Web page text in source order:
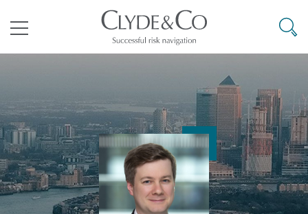
空 Business Jets
Carrier Liability
业与咨询
商业
公司
Commercial Arbitration
Commercial Disputes
Energy & Natural Resources
Marine
Bermuda Form
Casualty
Construction Disputes
环境保护法
Anti-Bribery & Corruption
Compliance
候变化
Code
罗
普敦
谷
京
拉加斯
西哥城
布扎比
罗
特兰大
士顿
伯丁
尔法斯特
目录
其礼律所事务所
搜寻